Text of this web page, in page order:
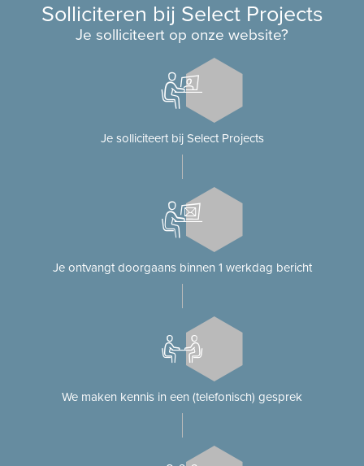
Solliciteren bij Select Projects
Je solliciteert op onze website?
Je solliciteert bij Select Projects
Je ontvangt doorgaans binnen 1 werkdag bericht
We maken kennis in een (telefonisch) gesprek